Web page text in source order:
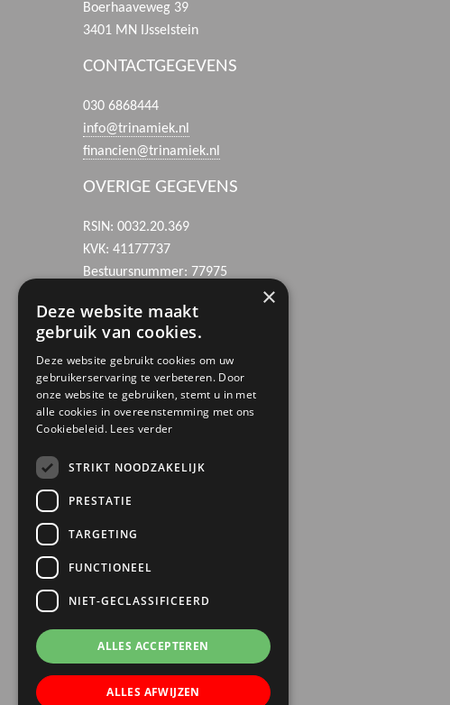
Boerhaaveweg 39
3401 MN IJsselstein
CONTACTGEGEVENS
030 6868444
info@trinamiek.nl
financien@trinamiek.nl
OVERIGE GEGEVENS
RSIN: 0032.20.369
KVK: 41177737
Bestuursnummer: 77975
×
Deze website maakt
gebruik van cookies.
Deze website gebruikt cookies om uw
gebruikerservaring te verbeteren. Door
onze website te gebruiken, stemt u in met
alle cookies in overeenstemming met ons
Cookiebeleid. Lees verder
STRIKT NOODZAKELIJK
PRESTATIE
TARGETING
FUNCTIONEEL
NIET-GECLASSIFICEERD
ALLES ACCEPTEREN
ALLES AFWIJZEN